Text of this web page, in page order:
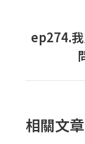
ep274.
相關文章